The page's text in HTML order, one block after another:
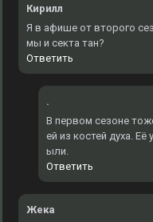
Кирилл
Я в афише от второго
мы и секта тан?
Ответить
.
В первом сезоне
ей из костей духа.
ыли.
Ответить
Жека